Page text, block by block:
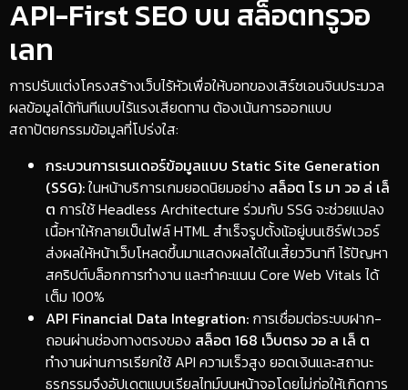
API-First SEO บน สล็อตทรูวอ
เลท
​การปรับแต่งโครงสร้างเว็บไร้หัวเพื่อให้บอทของเสิร์ชเอนจินประมวล
ผลข้อมูลได้ทันทีแบบไร้แรงเสียดทาน ต้องเน้นการออกแบบ
สถาปัตยกรรมข้อมูลที่โปร่งใส:
กระบวนการเรนเดอร์ข้อมูลแบบ Static Site Generation
(SSG):ในหน้าบริการเกมยอดนิยมอย่าง สล็อต โร มา วอ ล่ เล็
ต การใช้ Headless Architecture ร่วมกับ SSG จะช่วยแปลง
เนื้อหาให้กลายเป็นไฟล์ HTML สำเร็จรูปตั้งแ้อยู่บนเซิร์ฟเวอร์
ส่งผลให้หน้าเว็บโหลดขึ้นมาแสดงผลได้ในเสี้ยววินาที ไร้ปัญหา
สคริปต์บล็อกการทำงาน และทำคะแนน Core Web Vitals ได้
เต็ม 100%
API Financial Data Integration: การเชื่อมต่อระบบฝาก-
ถอนผ่านช่องทางตรงของ สล็อต 168 เว็บตรง วอ ล เล็ ต
ทำงานผ่านการเรียกใช้ API ความเร็วสูง ยอดเงินและสถานะ
ธุรกรรมจึงอัปเดตแบบเรียลไทม์บนหน้าจอโดยไม่ก่อให้เกิดการ